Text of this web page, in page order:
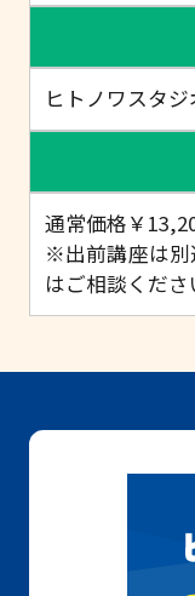
ヒトノワスタジ
通常価格￥
※出前講座は別
はご相談くださ